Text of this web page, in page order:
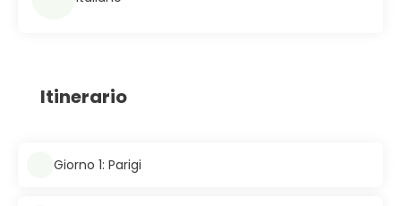
Itinerario
Giorno 1: Parigi